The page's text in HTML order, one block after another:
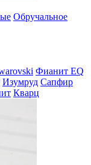
Обручальное
Фианит EQ
Изумруд Сапфир
Кварц